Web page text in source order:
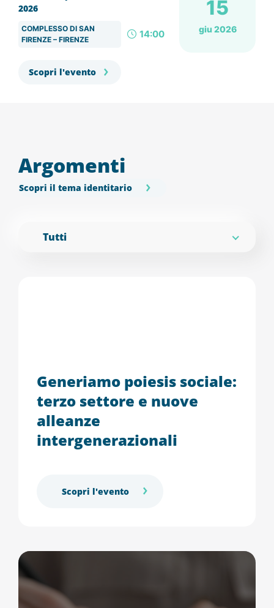
2026
COMPLESSO DI SAN
FIRENZE – FIRENZE
14:00
Scopri l'evento
15
giu 2026
Argomenti
Scopri il tema identitario
Tutti
Generiamo poiesis sociale:
terzo settore e nuove
alleanze
intergenerazionali
Scopri l'evento